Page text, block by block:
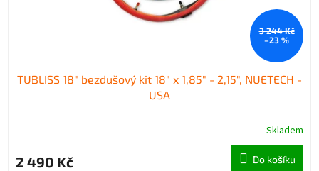
3 244 Kč
–23 %
TUBLISS 18" bezdušový kit 18" x 1,85" - 2,15", NUETECH -
USA
Skladem
2 490 Kč Do košíku